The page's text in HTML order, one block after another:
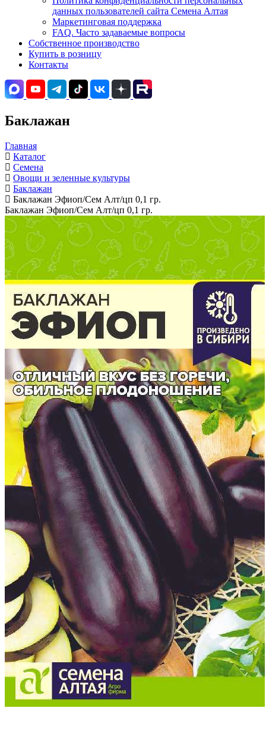
данных пользователей сайта Семена Алтая
Маркетинговая поддержка
FAQ. Часто задаваемые вопросы
Собственное производство
Купить в розницу
Контакты
Баклажан
Главная
Каталог
Семена
Овощи и зеленные культуры
Баклажан
Баклажан Эфиоп/Сем Алт/цп 0,1 гр.
Баклажан Эфиоп/Сем Алт/цп 0,1 гр.